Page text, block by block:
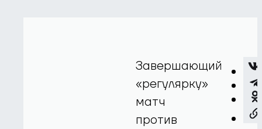
Завершающий
«регулярку»
матч
против